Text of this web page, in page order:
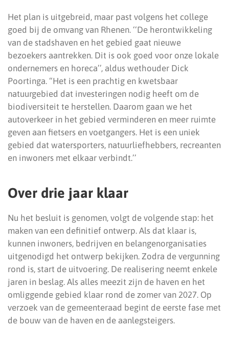
Het plan is uitgebreid, maar past volgens het college
goed bij de omvang van Rhenen. ‘‘De herontwikkeling
van de stadshaven en het gebied gaat nieuwe
bezoekers aantrekken. Dit is ook goed voor onze lokale
ondernemers en horeca’’, aldus wethouder Dick
Poortinga. “Het is een prachtig en kwetsbaar
natuurgebied dat investeringen nodig heeft om de
biodiversiteit te herstellen. Daarom gaan we het
autoverkeer in het gebied verminderen en meer ruimte
geven aan fietsers en voetgangers. Het is een uniek
gebied dat watersporters, natuurliefhebbers, recreanten
en inwoners met elkaar verbindt.’’
Over drie jaar klaar
Nu het besluit is genomen, volgt de volgende stap: het
maken van een definitief ontwerp. Als dat klaar is,
kunnen inwoners, bedrijven en belangenorganisaties
uitgenodigd het ontwerp bekijken. Zodra de vergunning
rond is, start de uitvoering. De realisering neemt enkele
jaren in beslag. Als alles meezit zijn de haven en het
omliggende gebied klaar rond de zomer van 2027. Op
verzoek van de gemeenteraad begint de eerste fase met
de bouw van de haven en de aanlegsteigers.